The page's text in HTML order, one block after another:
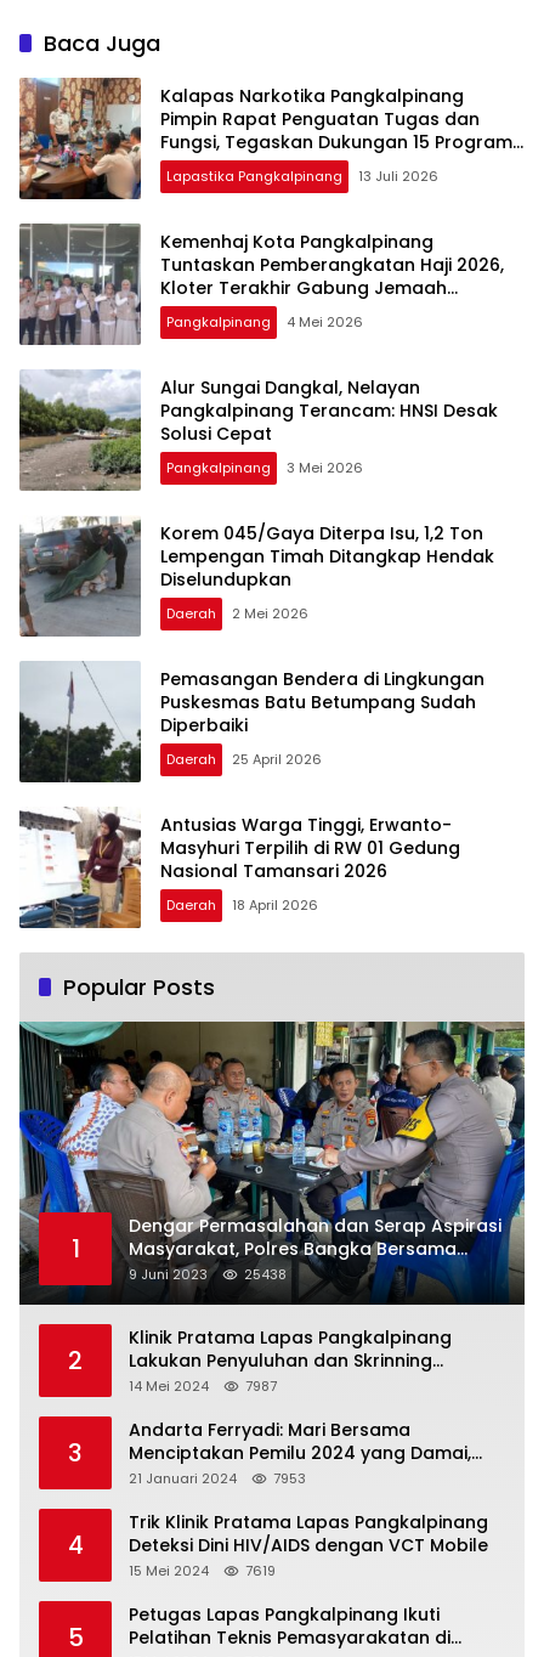
Baca Juga
Kalapas Narkotika Pangkalpinang
Pimpin Rapat Penguatan Tugas dan
Fungsi, Tegaskan Dukungan 15 Program
Aksi Kementerian
Lapastika Pangkalpinang 13 Juli 2026
Kemenhaj Kota Pangkalpinang
Tuntaskan Pemberangkatan Haji 2026,
Kloter Terakhir Gabung Jemaah
Palembang
Pangkalpinang 4 Mei 2026
Alur Sungai Dangkal, Nelayan
Pangkalpinang Terancam: HNSI Desak
Solusi Cepat
Pangkalpinang 3 Mei 2026
Korem 045/Gaya Diterpa Isu, 1,2 Ton
Lempengan Timah Ditangkap Hendak
Diselundupkan
Daerah 2 Mei 2026
Pemasangan Bendera di Lingkungan
Puskesmas Batu Betumpang Sudah
Diperbaiki
Daerah 25 April 2026
Antusias Warga Tinggi, Erwanto-
Masyhuri Terpilih di RW 01 Gedung
Nasional Tamansari 2026
Daerah 18 April 2026
Popular Posts
1
Dengar Permasalahan dan Serap Aspirasi
Masyarakat, Polres Bangka Bersama
Polsek Pemali Rutin Gelar Jumat Curhat
9 Juni 2023 25438
2
Klinik Pratama Lapas Pangkalpinang
Lakukan Penyuluhan dan Skrinning
Kesehatan Jiwa Bagi Warga Binaan
14 Mei 2024 7987
3
Andarta Ferryadi: Mari Bersama
Menciptakan Pemilu 2024 yang Damai,
Jujur dan Adil.
21 Januari 2024 7953
4
Trik Klinik Pratama Lapas Pangkalpinang
Deteksi Dini HIV/AIDS dengan VCT Mobile
15 Mei 2024 7619
5
Petugas Lapas Pangkalpinang Ikuti
Pelatihan Teknis Pemasyarakatan di